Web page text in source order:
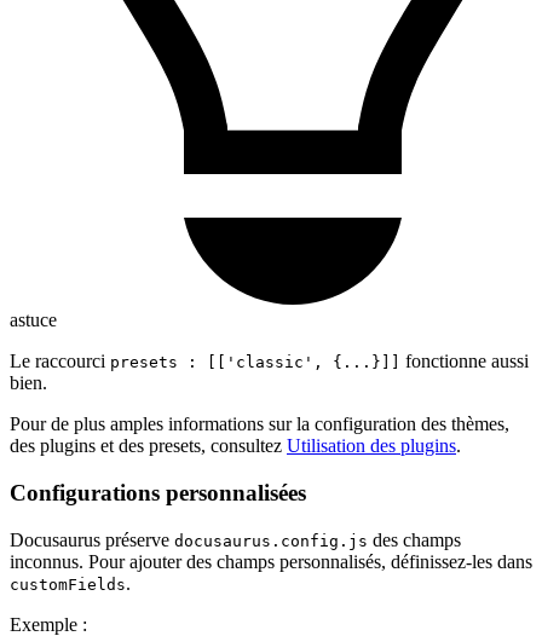
astuce
Le raccourci presets : [['classic', {...}]]
fonctionne aussi
bien.
Pour de plus amples informations sur la configuration des thèmes,
des plugins et des presets, consultez Utilisation des plugins.
Configurations personnalisées
Docusaurus préserve docusaurus.config.js des champs
inconnus. Pour ajouter des champs personnalisés, définissez-les dans
customFields.
Exemple :